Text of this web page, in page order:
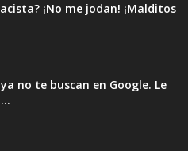
¡No me jodan! ¡Malditos
no te buscan en Google. Le